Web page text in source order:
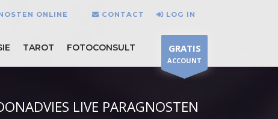
ONLINE CONTACT LOG IN
TAROT FOTOCONSULT GRATIS
ACCOUNT
LIVE PARAGNOSTEN